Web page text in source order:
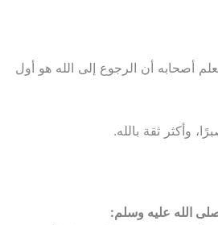
أصحابه أن الرجوع إلى الله هو أول
وأكثر ثقة بالله.
الله عليه وسلم: